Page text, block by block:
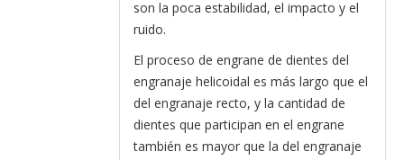
son la poca estabilidad, el impacto y el
ruido.
El proceso de engrane de dientes del
engranaje helicoidal es más largo que el
del engranaje recto, y la cantidad de
dientes que participan en el engrane
también es mayor que la del engranaje